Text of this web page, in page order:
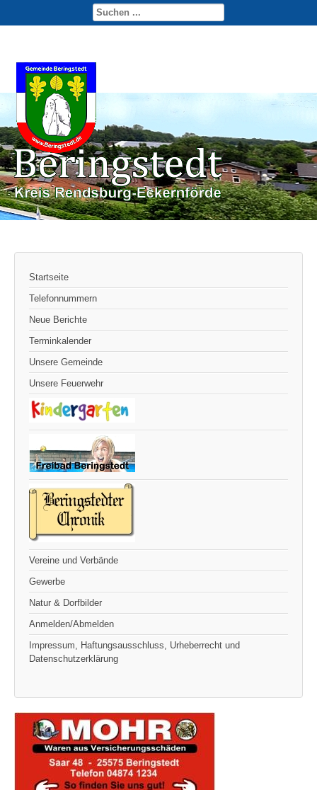
Startseite
Telefonnummern
Neue Berichte
Terminkalender
Unsere Gemeinde
Unsere Feuerwehr
Vereine und Verbände
Gewerbe
Natur & Dorfbilder
Anmelden/Abmelden
Impressum, Haftungsausschluss, Urheberrecht und
Datenschutzerklärung